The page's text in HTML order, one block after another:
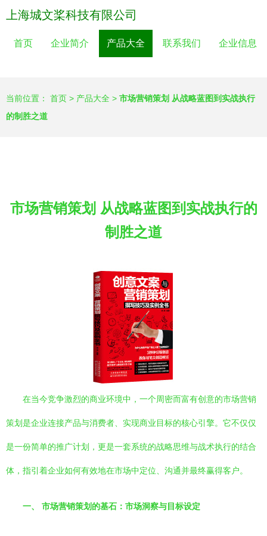
上海城文桨科技有限公司
首页 企业简介 产品大全 联系我们 企业信息
当前位置： 首页 > 产品大全 > 市场营销策划 从战略蓝图到实战执行
的制胜之道
市场营销策划 从战略蓝图到实战执行的
制胜之道
在当今竞争激烈的商业环境中，一个周密而富有创意的市场营销
策划是企业连接产品与消费者、实现商业目标的核心引擎。它不仅仅
是一份简单的推广计划，更是一套系统的战略思维与战术执行的结合
体，指引着企业如何有效地在市场中定位、沟通并最终赢得客户。
一、 市场营销策划的基石：市场洞察与目标设定